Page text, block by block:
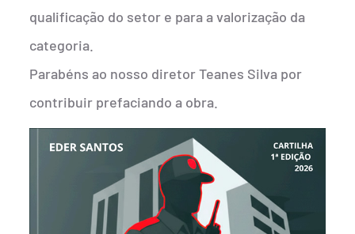
qualificação do setor e para a valorização da
categoria.
Parabéns ao nosso diretor Teanes Silva por
contribuir prefaciando a obra.